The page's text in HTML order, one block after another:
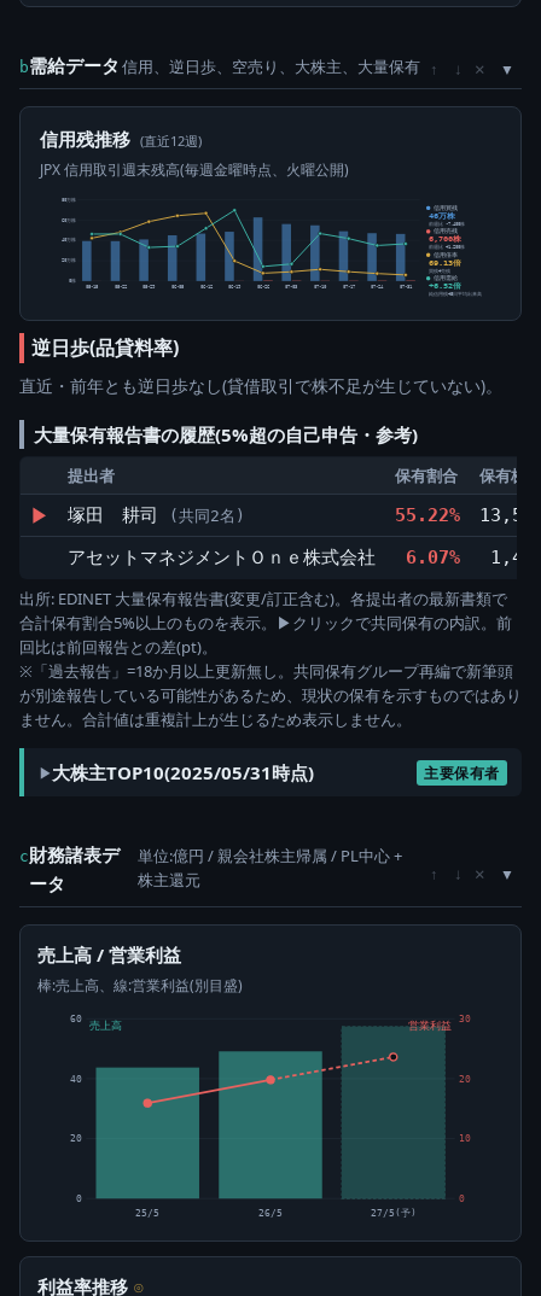
b需給データ 信用、逆日歩、空売り、大株主、大量保有 ↑ ↓ ×
信用残推移 (直近12週)
JPX 信用取引週末残高(毎週金曜時点、火曜公開)
0株
20万株
40万株
60万株
80万株
05-15 05-22 05-29 06-05 06-12 06-19 06-26 07-03 07-10 07-17 07-24 07-31
信用買残
46万株
前週比 -7,400株
信用売残
6,700株
前週比 +1,200株
信用倍率
69.13倍
買残÷売残
信用需給
+6.52倍
純信用残÷5日平均出来高
逆日歩(品貸料率)
直近・前年とも逆日歩なし(貸借取引で株不足が生じていない)。
大量保有報告書の履歴(5%超の自己申告・参考)
提出者 保有割合 保有株
▶ 塚田 耕司 (共同2名) 55.22%
アセットマネジメントＯｎｅ株式会社
6.07%
出所: EDINET 大量保有報告書(変更/訂正含む)。各提出者の最新書類で
合計保有割合5%以上のものを表示。▶クリックで共同保有の内訳。前
回比は前回報告との差(pt)。
※「過去報告」=18か月以上更新無し。共同保有グループ再編で新筆頭
が別途報告している可能性があるため、現状の保有を示すものではあり
ません。合計値は重複計上が生じるため表示しません。
大株主TOP10(2025/05/31時点) 主要保有者
c財務諸表デ
ータ
単位:億円 / 親会社株主帰属 / PL中心 +
株主還元
↑ ↓ ×
売上高 / 営業利益
棒:売上高、線:営業利益(別目盛)
0
20
40
60
0
10
20
30
25/5 26/5 27/5(予)
売上高 営業利益
利益率推移 ⊙